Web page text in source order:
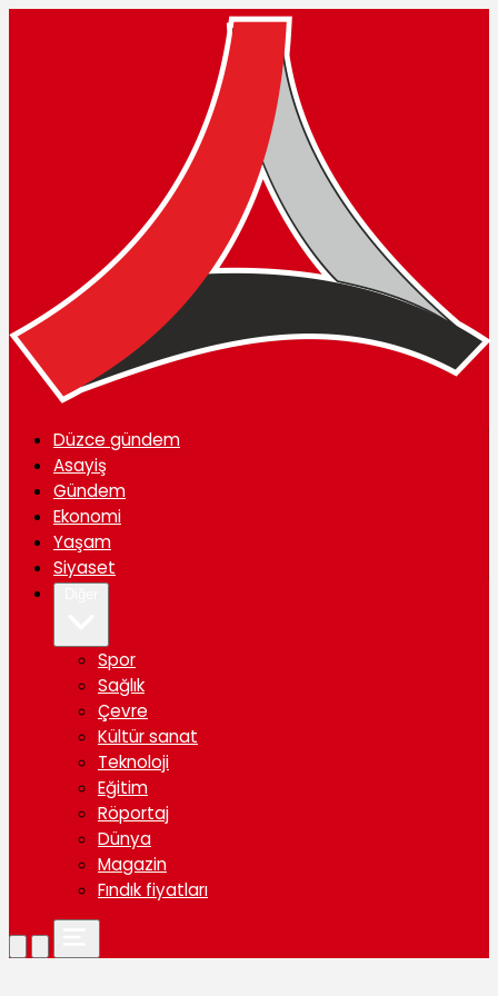
Düzce gündem
Asayiş
Gündem
Ekonomi
Yaşam
Siyaset
Spor
Sağlık
Çevre
Kültür sanat
Teknoloji
Eğitim
Röportaj
Dünya
Magazin
Fındık fiyatları